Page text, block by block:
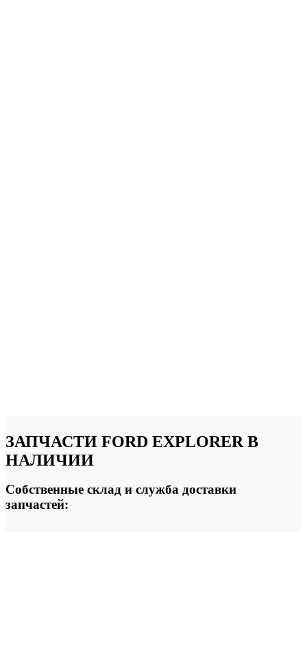
ЗАПЧАСТИ FORD EXPLORER В
НАЛИЧИИ
Собственные склад и служба доставки
запчастей: